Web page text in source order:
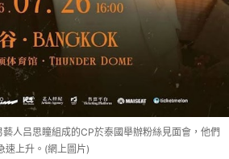
人吕思瞳組成的CP於泰國舉辦粉絲見面會，他們
速上升。(網上圖片)